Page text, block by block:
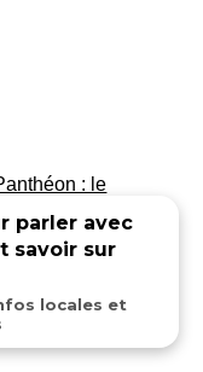
: le
parler avec
savoir sur
locales et